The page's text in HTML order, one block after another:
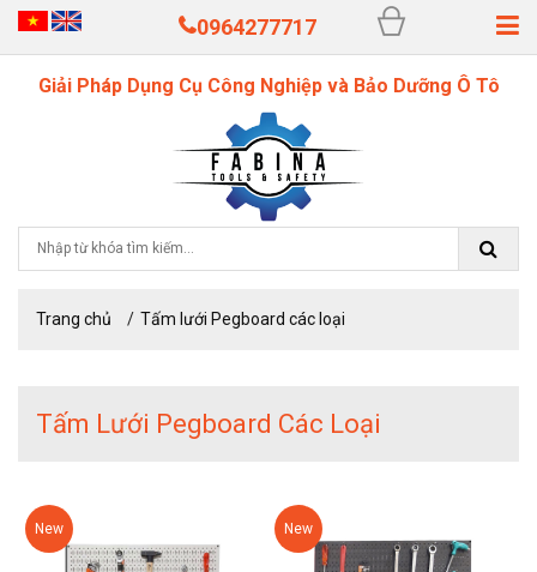
0964277717
Giải Pháp Dụng Cụ Công Nghiệp và Bảo Dưỡng Ô Tô
Trang chủ Tấm lưới Pegboard các loại
Tấm Lưới Pegboard Các Loại
New New